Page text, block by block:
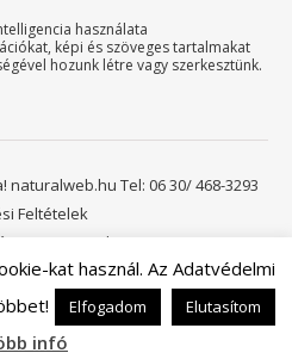
használata
képi és szöveges tartalmakat
hozunk létre vagy szerkesztünk.
Tel: 06 30/ 468-3293
Feltételek
jog
Kapcsolat
készítette:WP Royal.
kat használ. Az Adatvédelmi
Elfogadom Elutasítom
infó